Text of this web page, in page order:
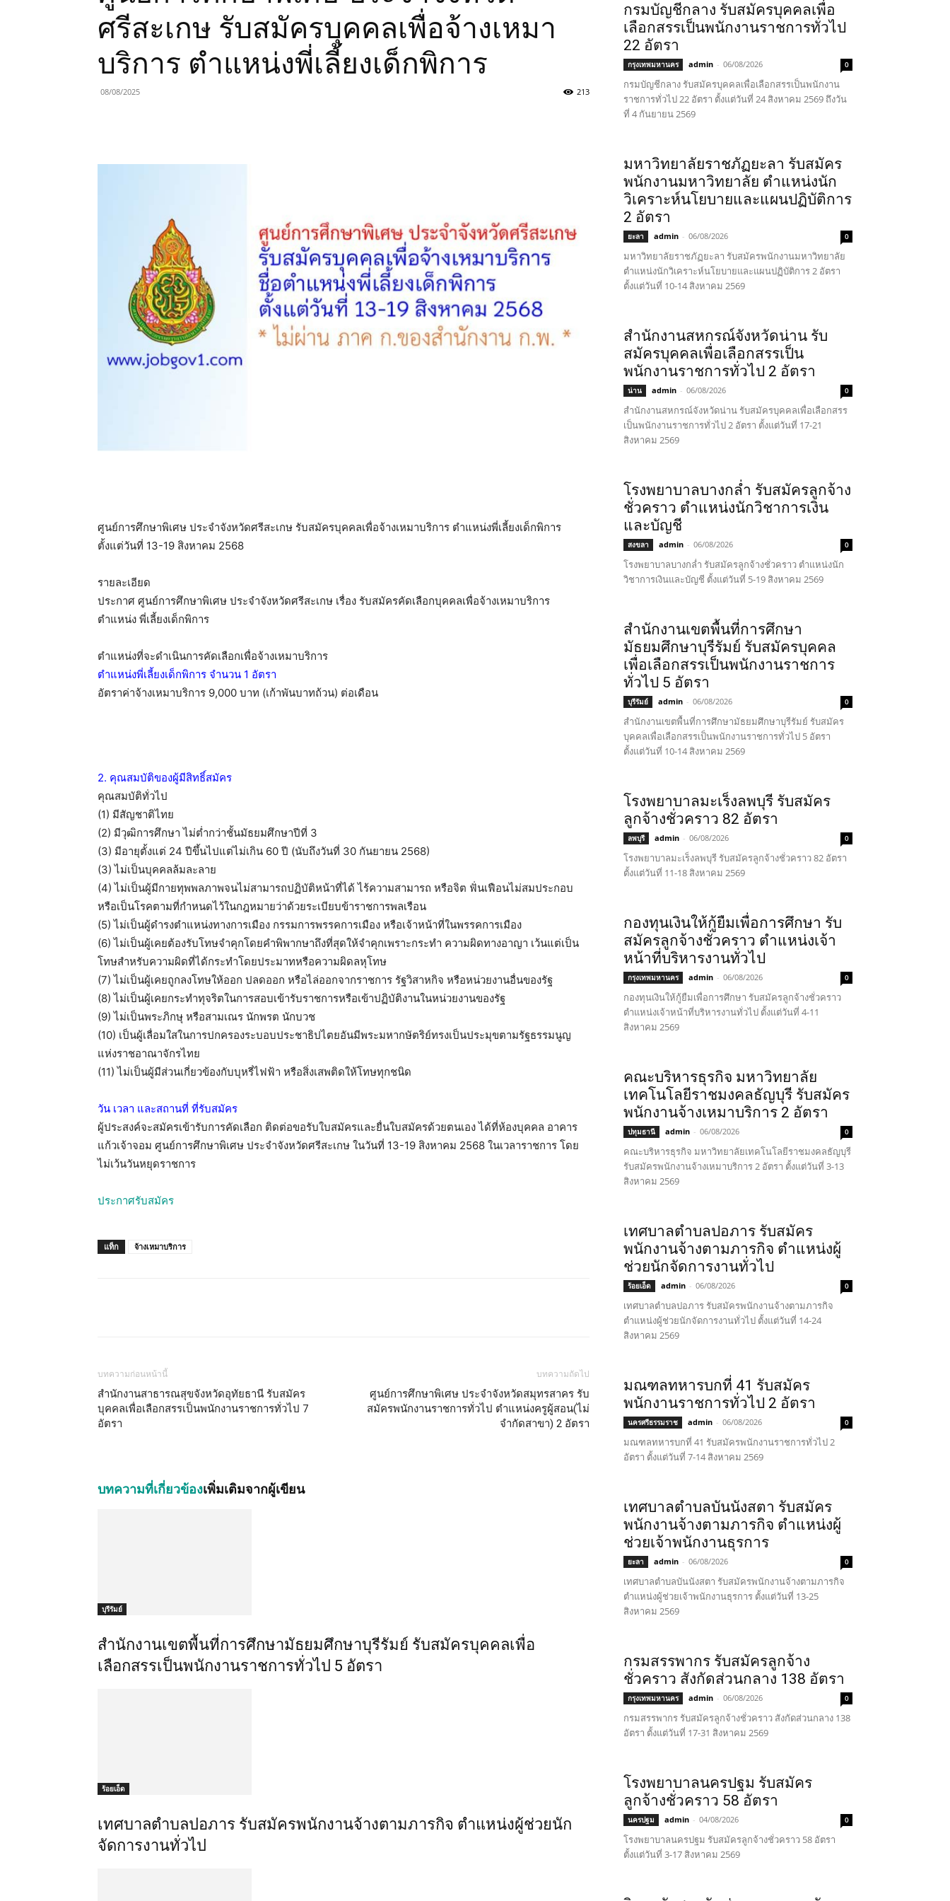
ศรีสะเกษ รับสมัครบุคคลเพื่อจ้างเหมา
บริการ ตำแหน่งพี่เลี้ยงเด็กพิการ
08/08/2025 213
ศูนย์การศึกษาพิเศษ ประจำจังหวัดศรีสะเกษ รับสมัครบุคคลเพื่อจ้างเหมาบริการ ตำแหน่งพี่เลี้ยงเด็กพิการ
ตั้งแต่วันที่ 13-19 สิงหาคม 2568
รายละเอียด
ประกาศ ศูนย์การศึกษาพิเศษ ประจำจังหวัดศรีสะเกษ เรื่อง รับสมัครคัดเลือกบุคคลเพื่อจ้างเหมาบริการ
ตำแหน่ง พี่เลี้ยงเด็กพิการ
ตำแหน่งที่จะดำเนินการคัดเลือกเพื่อจ้างเหมาบริการ
ตำแหน่งพี่เลี้ยงเด็กพิการ จำนวน 1 อัตรา
อัตราค่าจ้างเหมาบริการ 9,000 บาท (เก้าพันบาทถ้วน) ต่อเดือน
2. คุณสมบัติของผู้มีสิทธิ์สมัคร
คุณสมบัติทั่วไป
(1) มีสัญชาติไทย
(2) มีวุฒิการศึกษา ไม่ต่ำกว่าชั้นมัธยมศึกษาปีที่ 3
(3) มีอายุตั้งแต่ 24 ปีขึ้นไปแต่ไม่เกิน 60 ปี (นับถึงวันที่ 30 กันยายน 2568)
(3) ไม่เป็นบุคคลล้มละลาย
(4) ไม่เป็นผู้มีกายทุพพลภาพจนไม่สามารถปฏิบัติหน้าที่ได้ ไร้ความสามารถ หรือจิต ฟั่นเฟือนไม่สมประกอบ
หรือเป็นโรคตามที่กำหนดไว้ในกฎหมายว่าด้วยระเบียบข้าราชการพลเรือน
(5) ไม่เป็นผู้ดำรงตำแหน่งทางการเมือง กรรมการพรรคการเมือง หรือเจ้าหน้าที่ในพรรคการเมือง
(6) ไม่เป็นผู้เคยต้องรับโทษจำคุกโดยคำพิพากษาถึงที่สุดให้จำคุกเพราะกระทำ ความผิดทางอาญา เว้นแต่เป็น
โทษสำหรับความผิดที่ได้กระทำโดยประมาทหรือความผิดลหุโทษ
(7) ไม่เป็นผู้เคยถูกลงโทษให้ออก ปลดออก หรือไล่ออกจากราชการ รัฐวิสาหกิจ หรือหน่วยงานอื่นของรัฐ
(8) ไม่เป็นผู้เคยกระทำทุจริตในการสอบเข้ารับราชการหรือเข้าปฏิบัติงานในหน่วยงานของรัฐ
(9) ไม่เป็นพระภิกษุ หรือสามเณร นักพรต นักบวช
(10) เป็นผู้เลื่อมใสในการปกครองระบอบประชาธิปไตยอันมีพระมหากษัตริย์ทรงเป็นประมุขตามรัฐธรรมนูญ
แห่งราชอาณาจักรไทย
(11) ไม่เป็นผู้มีส่วนเกี่ยวข้องกับบุหรี่ไฟฟ้า หรือสิ่งเสพติดให้โทษทุกชนิด
วัน เวลา และสถานที่ ที่รับสมัคร
ผู้ประสงค์จะสมัครเข้ารับการคัดเลือก ติดต่อขอรับใบสมัครและยื่นใบสมัครด้วยตนเอง ได้ที่ห้องบุคคล อาคาร
แก้วเจ้าจอม ศูนย์การศึกษาพิเศษ ประจำจังหวัดศรีสะเกษ ในวันที่ 13-19 สิงหาคม 2568 ในเวลาราชการ โดย
ไม่เว้นวันหยุดราชการ
ประกาศรับสมัคร
แท็ก จ้างเหมาบริการ
บทความก่อนหน้านี้
สำนักงานสาธารณสุขจังหวัดอุทัยธานี รับสมัคร
บุคคลเพื่อเลือกสรรเป็นพนักงานราชการทั่วไป 7
อัตรา
บทความถัดไป
ศูนย์การศึกษาพิเศษ ประจำจังหวัดสมุทรสาคร รับ
สมัครพนักงานราชการทั่วไป ตำแหน่งครูผู้สอน(ไม่
จำกัดสาขา) 2 อัตรา
บทความที่เกี่ยวข้องเพิ่มเติมจากผู้เขียน
บุรีรัมย์
สำนักงานเขตพื้นที่การศึกษามัธยมศึกษาบุรีรัมย์ รับสมัครบุคคลเพื่อ
เลือกสรรเป็นพนักงานราชการทั่วไป 5 อัตรา
ร้อยเอ็ด
เทศบาลตำบลปอภาร รับสมัครพนักงานจ้างตามภารกิจ ตำแหน่งผู้ช่วยนัก
จัดการงานทั่วไป
กรมบัญชีกลาง รับสมัครบุคคลเพื่อ
เลือกสรรเป็นพนักงานราชการทั่วไป
22 อัตรา
กรุงเทพมหานคร admin - 06/08/2026 0
กรมบัญชีกลาง รับสมัครบุคคลเพื่อเลือกสรรเป็นพนักงาน
ราชการทั่วไป 22 อัตรา ตั้งแต่วันที่ 24 สิงหาคม 2569 ถึงวัน
ที่ 4 กันยายน 2569
มหาวิทยาลัยราชภัฏยะลา รับสมัคร
พนักงานมหาวิทยาลัย ตำแหน่งนัก
วิเคราะห์นโยบายและแผนปฏิบัติการ
2 อัตรา
ยะลา admin - 06/08/2026 0
มหาวิทยาลัยราชภัฏยะลา รับสมัครพนักงานมหาวิทยาลัย
ตำแหน่งนักวิเคราะห์นโยบายและแผนปฏิบัติการ 2 อัตรา
ตั้งแต่วันที่ 10-14 สิงหาคม 2569
สำนักงานสหกรณ์จังหวัดน่าน รับ
สมัครบุคคลเพื่อเลือกสรรเป็น
พนักงานราชการทั่วไป 2 อัตรา
น่าน admin - 06/08/2026 0
สำนักงานสหกรณ์จังหวัดน่าน รับสมัครบุคคลเพื่อเลือกสรร
เป็นพนักงานราชการทั่วไป 2 อัตรา ตั้งแต่วันที่ 17-21
สิงหาคม 2569
โรงพยาบาลบางกล่ำ รับสมัครลูกจ้าง
ชั่วคราว ตำแหน่งนักวิชาการเงิน
และบัญชี
สงขลา admin - 06/08/2026 0
โรงพยาบาลบางกล่ำ รับสมัครลูกจ้างชั่วคราว ตำแหน่งนัก
วิชาการเงินและบัญชี ตั้งแต่วันที่ 5-19 สิงหาคม 2569
สำนักงานเขตพื้นที่การศึกษา
มัธยมศึกษาบุรีรัมย์ รับสมัครบุคคล
เพื่อเลือกสรรเป็นพนักงานราชการ
ทั่วไป 5 อัตรา
บุรีรัมย์ admin - 06/08/2026 0
สำนักงานเขตพื้นที่การศึกษามัธยมศึกษาบุรีรัมย์ รับสมัคร
บุคคลเพื่อเลือกสรรเป็นพนักงานราชการทั่วไป 5 อัตรา
ตั้งแต่วันที่ 10-14 สิงหาคม 2569
โรงพยาบาลมะเร็งลพบุรี รับสมัคร
ลูกจ้างชั่วคราว 82 อัตรา
ลพบุรี admin - 06/08/2026 0
โรงพยาบาลมะเร็งลพบุรี รับสมัครลูกจ้างชั่วคราว 82 อัตรา
ตั้งแต่วันที่ 11-18 สิงหาคม 2569
กองทุนเงินให้กู้ยืมเพื่อการศึกษา รับ
สมัครลูกจ้างชั่วคราว ตำแหน่งเจ้า
หน้าที่บริหารงานทั่วไป
กรุงเทพมหานคร admin - 06/08/2026 0
กองทุนเงินให้กู้ยืมเพื่อการศึกษา รับสมัครลูกจ้างชั่วคราว
ตำแหน่งเจ้าหน้าที่บริหารงานทั่วไป ตั้งแต่วันที่ 4-11
สิงหาคม 2569
คณะบริหารธุรกิจ มหาวิทยาลัย
เทคโนโลยีราชมงคลธัญบุรี รับสมัคร
พนักงานจ้างเหมาบริการ 2 อัตรา
ปทุมธานี admin - 06/08/2026 0
คณะบริหารธุรกิจ มหาวิทยาลัยเทคโนโลยีราชมงคลธัญบุรี
รับสมัครพนักงานจ้างเหมาบริการ 2 อัตรา ตั้งแต่วันที่ 3-13
สิงหาคม 2569
เทศบาลตำบลปอภาร รับสมัคร
พนักงานจ้างตามภารกิจ ตำแหน่งผู้
ช่วยนักจัดการงานทั่วไป
ร้อยเอ็ด admin - 06/08/2026 0
เทศบาลตำบลปอภาร รับสมัครพนักงานจ้างตามภารกิจ
ตำแหน่งผู้ช่วยนักจัดการงานทั่วไป ตั้งแต่วันที่ 14-24
สิงหาคม 2569
มณฑลทหารบกที่ 41 รับสมัคร
พนักงานราชการทั่วไป 2 อัตรา
นครศรีธรรมราช admin - 06/08/2026 0
มณฑลทหารบกที่ 41 รับสมัครพนักงานราชการทั่วไป 2
อัตรา ตั้งแต่วันที่ 7-14 สิงหาคม 2569
เทศบาลตำบลบันนังสตา รับสมัคร
พนักงานจ้างตามภารกิจ ตำแหน่งผู้
ช่วยเจ้าพนักงานธุรการ
ยะลา admin - 06/08/2026 0
เทศบาลตำบลบันนังสตา รับสมัครพนักงานจ้างตามภารกิจ
ตำแหน่งผู้ช่วยเจ้าพนักงานธุรการ ตั้งแต่วันที่ 13-25
สิงหาคม 2569
กรมสรรพากร รับสมัครลูกจ้าง
ชั่วคราว สังกัดส่วนกลาง 138 อัตรา
กรุงเทพมหานคร admin - 06/08/2026 0
กรมสรรพากร รับสมัครลูกจ้างชั่วคราว สังกัดส่วนกลาง 138
อัตรา ตั้งแต่วันที่ 17-31 สิงหาคม 2569
โรงพยาบาลนครปฐม รับสมัคร
ลูกจ้างชั่วคราว 58 อัตรา
นครปฐม admin - 04/08/2026 0
โรงพยาบาลนครปฐม รับสมัครลูกจ้างชั่วคราว 58 อัตรา
ตั้งแต่วันที่ 3-17 สิงหาคม 2569